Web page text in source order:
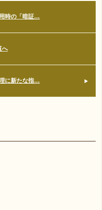
時の「暗証…
へ
に新たな指…